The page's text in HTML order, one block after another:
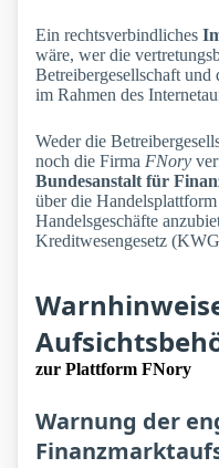
Ein rechtsverbindliches
wäre, wer die
Betreibergesellschaft
im Rahmen des
Weder die
noch die Firma FNory
Bundesanstalt für
über die Handelsplattform
Handelsgeschäfte
Kreditwesengesetz
zur Plattform FNory
Warnung der